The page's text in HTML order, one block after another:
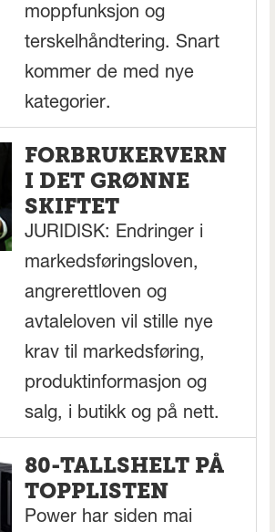
moppfunksjon og
terskelhåndtering. Snart
kommer de med nye
kategorier.
FORBRUKERVERN
I DET GRØNNE
SKIFTET
JURIDISK: Endringer i
markedsføringsloven,
angrerettloven og
avtaleloven vil stille nye
krav til markedsføring,
produktinformasjon og
salg, i butikk og på nett.
80-TALLSHELT PÅ
TOPPLISTEN
Power har siden mai